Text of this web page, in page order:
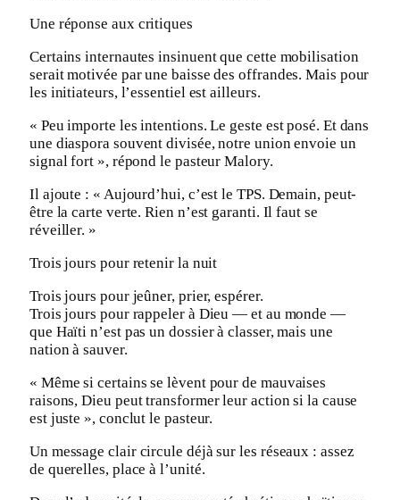
Une réponse aux critiques
Certains internautes insinuent que cette mobilisation
serait motivée par une baisse des offrandes. Mais pour
les initiateurs, l’essentiel est ailleurs.
« Peu importe les intentions. Le geste est posé. Et dans
une diaspora souvent divisée, notre union envoie un
signal fort », répond le pasteur Malory.
Il ajoute : « Aujourd’hui, c’est le TPS. Demain, peut-
être la carte verte. Rien n’est garanti. Il faut se
réveiller. »
Trois jours pour retenir la nuit
Trois jours pour jeûner, prier, espérer.
Trois jours pour rappeler à Dieu — et au monde —
que Haïti n’est pas un dossier à classer, mais une
nation à sauver.
« Même si certains se lèvent pour de mauvaises
raisons, Dieu peut transformer leur action si la cause
est juste », conclut le pasteur.
Un message clair circule déjà sur les réseaux : assez
de querelles, place à l’unité.